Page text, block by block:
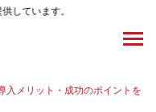
入メリット・成功のポイントを